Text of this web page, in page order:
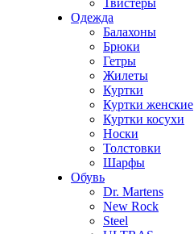
Одежда
Балахоны
Брюки
Гетры
Жилеты
Куртки
Куртки женские
Куртки косухи
Носки
Толстовки
Шарфы
Обувь
Dr. Martens
New Rock
Steel